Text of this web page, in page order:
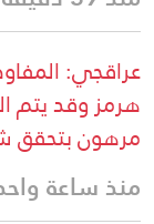
عراقجي:
هرمز وقد يتم
مرهون بتحقق
منذ ساعة